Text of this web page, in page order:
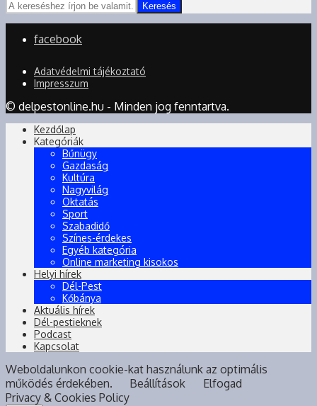
Keresés
facebook
Adatvédelmi tájékoztató
Impresszum
© delpestonline.hu - Minden jog fenntartva.
Kezdőlap
Kategóriák
Bűnügy
Gazdaság
Kultúra
Nagyvilág
Oktatás
Sport
Szabadidő
Színes-érdekes
Egyéb kategória
Online marketing kisokos
Helyi hírek
Dél-Pest
Kőbánya
Aktuális hírek
Dél-pestieknek
Podcast
Kapcsolat
Weboldalunkon cookie-kat használunk az optimális
működés érdekében.
Beállítások
Elfogad
Privacy & Cookies Policy